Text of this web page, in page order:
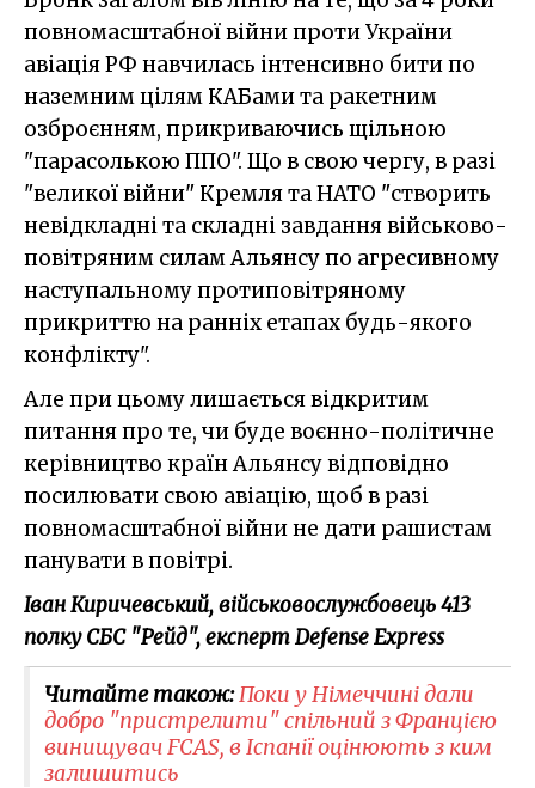
повномасштабної війни проти України
авіація РФ навчилась інтенсивно бити по
наземним цілям КАБами та ракетним
озброєнням, прикриваючись щільною
"парасолькою ППО". Що в свою чергу, в разі
"великої війни" Кремля та НАТО "створить
невідкладні та складні завдання військово-
повітряним силам Альянсу по агресивному
наступальному протиповітряному
прикриттю на ранніх етапах будь-якого
конфлікту".
Але при цьому лишається відкритим
питання про те, чи буде воєнно-політичне
керівництво країн Альянсу відповідно
посилювати свою авіацію, щоб в разі
повномасштабної війни не дати рашистам
панувати в повітрі.
Іван Киричевський, військовослужбовець 413
полку СБС "Рейд", експерт Defense Express
Читайте також:Поки у Німеччині дали
добро "пристрелити" спільний з Францією
винищувач FCAS, в Іспанії оцінюють з ким
залишитись